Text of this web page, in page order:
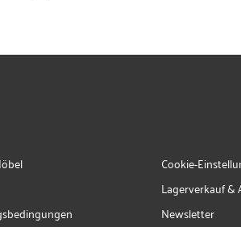
Cookie-
Lagerverkauf &
Newsletter